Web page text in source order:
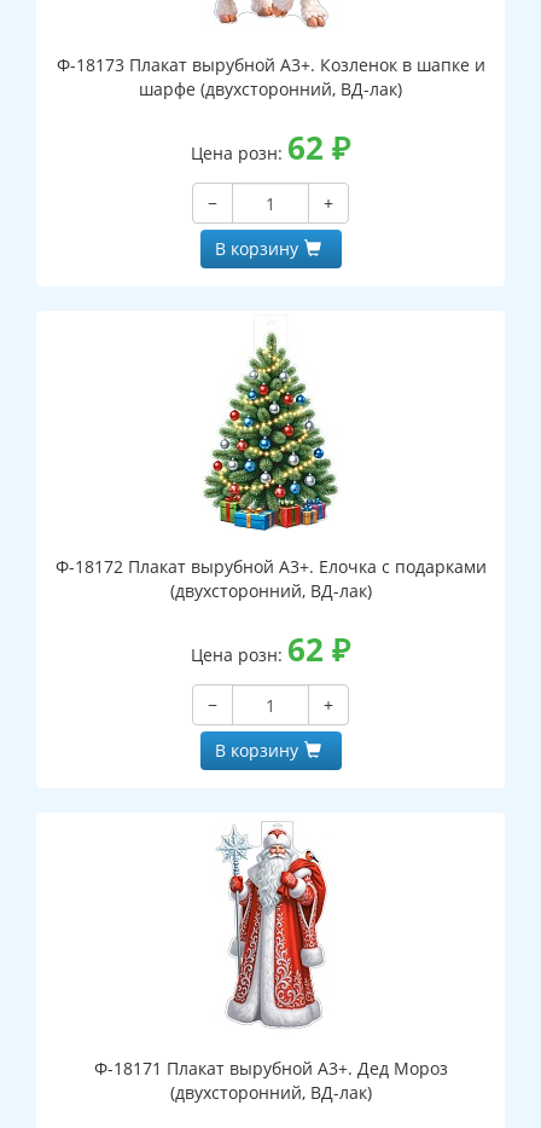
Ф-18173 Плакат вырубной А3+. Козленок в шапке и
шарфе (двухсторонний, ВД-лак)
Цена розн: 62 ₽
−
+
В корзину
Ф-18172 Плакат вырубной А3+. Елочка с подарками
(двухсторонний, ВД-лак)
Цена розн: 62 ₽
−
+
В корзину
Ф-18171 Плакат вырубной А3+. Дед Мороз
(двухсторонний, ВД-лак)